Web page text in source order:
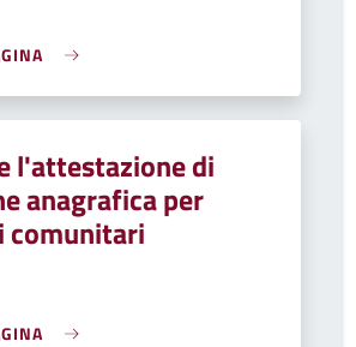
l'attestazione di
anagrafica per
comunitari